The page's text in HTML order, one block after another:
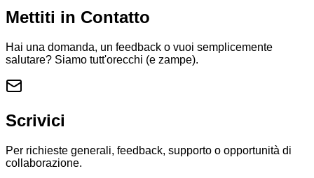
Mettiti in Contatto
Hai una domanda, un feedback o vuoi semplicemente
salutare? Siamo tutt'orecchi (e zampe).
Scrivici
Per richieste generali, feedback, supporto o opportunità di
collaborazione.